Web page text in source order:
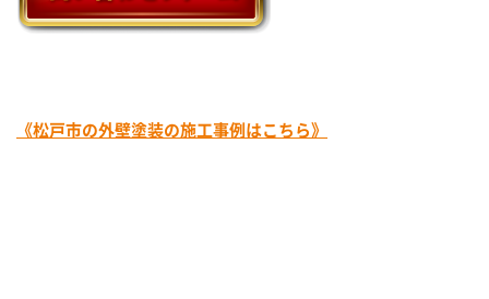
《松戸市の外壁塗装の施工事例はこちら》